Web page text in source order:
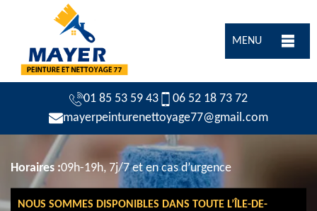
MENU
01 85 53 59 43
06 52 18 73 72
mayerpeinturenettoyage77@gmail.com
Horaires :09h-19h, 7j/7 et en cas d’urgence
NOUS SOMMES DISPONIBLES DANS TOUTE L’ÎLE-DE-